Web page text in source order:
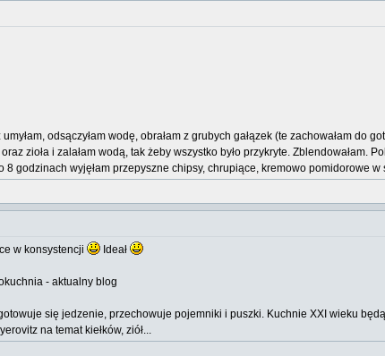
odsączyłam wodę, obrałam z grubych gałązek (te zachowałam do
zioła i zalałam wodą, tak żeby wszystko było przykryte. Zblendowałam.
8 godzinach wyjęłam przepyszne chipsy, chrupiące, kremowo pomidorowe
w konsystencji
Ideał
- aktualny blog
się jedzenie, przechowuje pojemniki i puszki. Kuchnie XXI wieku
na temat kiełków, ziół...